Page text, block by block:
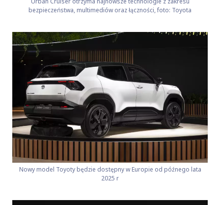
bezpieczeństwa, multimediów oraz łączności, foto: Toyota
Nowy model Toyoty będzie dostępny w Europie od późnego lata
2025 r